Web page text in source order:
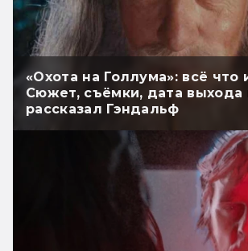
«Охота на Голлума»: всё что
Сюжет, съёмки, дата выхода
рассказал Гэндальф